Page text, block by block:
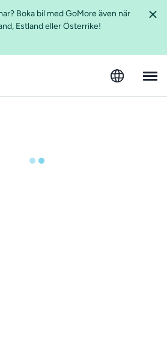
Boka bil med GoMore även när
Estland eller Österrike!